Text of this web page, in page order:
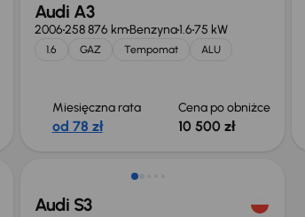
Audi A3
2006258 876 kmBenzyna1.675 kW
1.6 GAZ Tempomat ALU
Miesięczna rata
od 78 zł
Cena po obniżce
10 500 zł
Audi S3